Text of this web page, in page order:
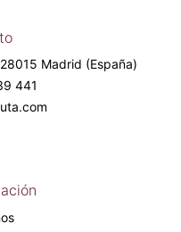
Madrid (España)
441